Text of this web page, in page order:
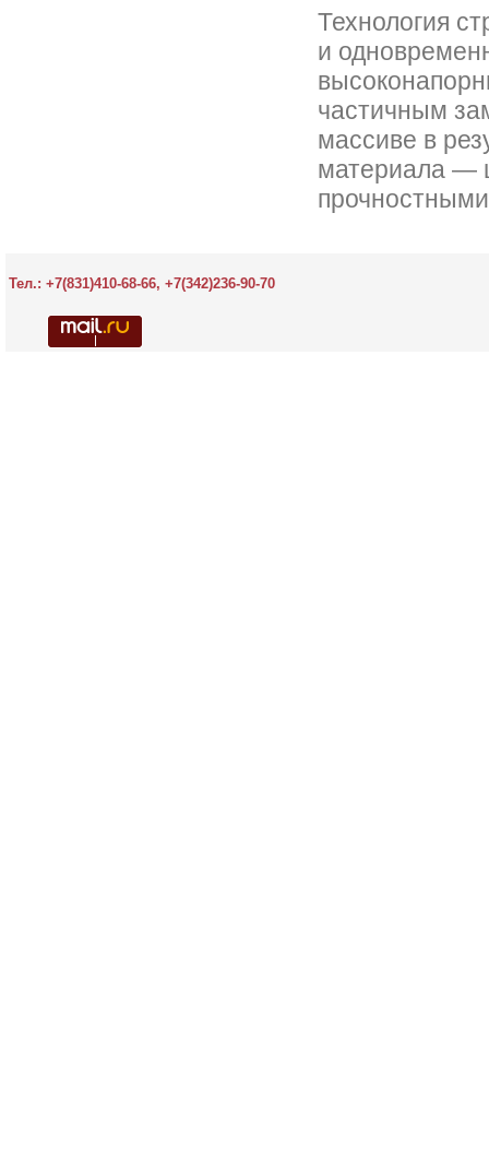
Технология
и
частичным
массиве в
материала —
Тел.: +7(831)410-68-66, +7(342)236-90-70